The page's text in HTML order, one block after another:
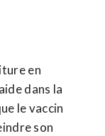
en
dans la
le vaccin
son